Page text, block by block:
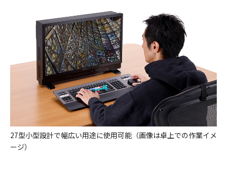
27型小型設計で幅広い用途に使用可能（画像は卓上での作業イメ
ージ）